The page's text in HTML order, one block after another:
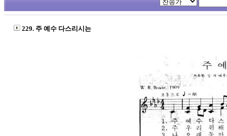
229. 주 예수 다스리시는